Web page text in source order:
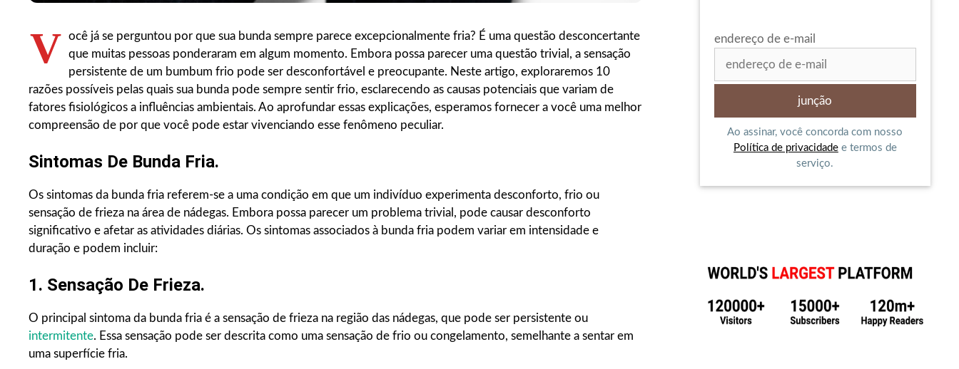
V ocê já se perguntou por que sua bunda sempre parece excepcionalmente fria? É uma questão desconcertante
que muitas pessoas ponderaram em algum momento. Embora possa parecer uma questão trivial, a sensação
persistente de um bumbum frio pode ser desconfortável e preocupante. Neste artigo, exploraremos 10
razões possíveis pelas quais sua bunda pode sempre sentir frio, esclarecendo as causas potenciais que variam de
fatores fisiológicos a influências ambientais. Ao aprofundar essas explicações, esperamos fornecer a você uma melhor
compreensão de por que você pode estar vivenciando esse fenômeno peculiar.
Sintomas De Bunda Fria.
Os sintomas da bunda fria referem-se a uma condição em que um indivíduo experimenta desconforto, frio ou
sensação de frieza na área de nádegas. Embora possa parecer um problema trivial, pode causar desconforto
significativo e afetar as atividades diárias. Os sintomas associados à bunda fria podem variar em intensidade e
duração e podem incluir:
1. Sensação De Frieza.
O principal sintoma da bunda fria é a sensação de frieza na região das nádegas, que pode ser persistente ou
intermitente. Essa sensação pode ser descrita como uma sensação de frio ou congelamento, semelhante a sentar em
uma superfície fria.
endereço de e-mail
Ao assinar, você concorda com nosso
Política de privacidadee termos de
serviço.